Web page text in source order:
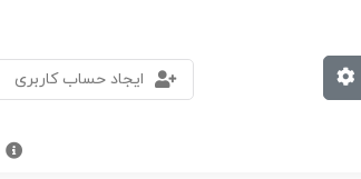
ایجاد حساب کاربری